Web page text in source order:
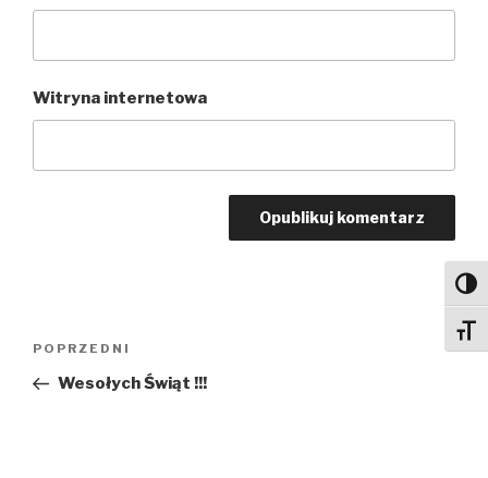
Witryna internetowa
Poprzedni
wpis
POPRZEDNI
Wesołych Świąt !!!